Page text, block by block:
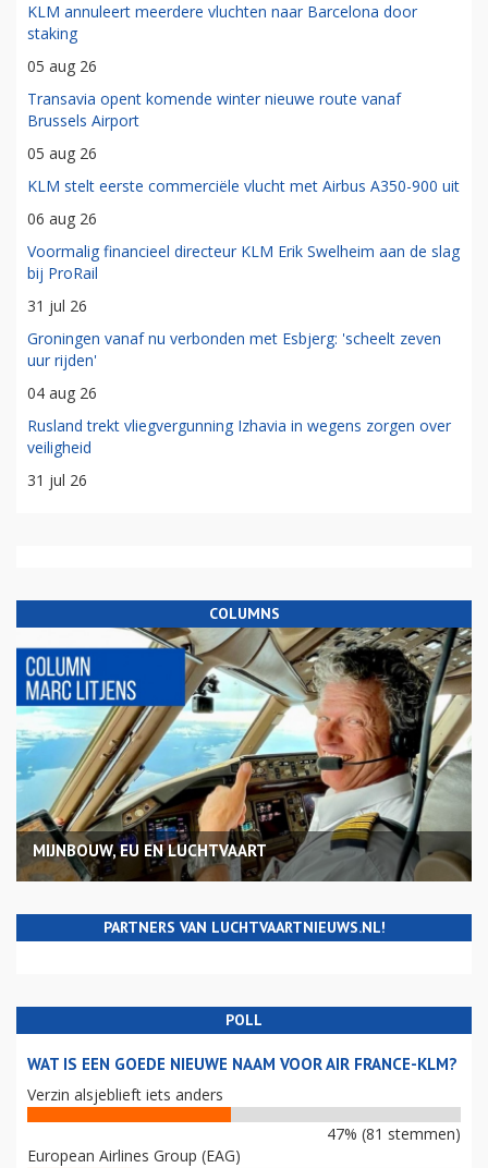
KLM annuleert meerdere vluchten naar Barcelona door
staking
05 aug 26
Transavia opent komende winter nieuwe route vanaf
Brussels Airport
05 aug 26
KLM stelt eerste commerciële vlucht met Airbus A350-900 uit
06 aug 26
Voormalig financieel directeur KLM Erik Swelheim aan de slag
bij ProRail
31 jul 26
Groningen vanaf nu verbonden met Esbjerg: 'scheelt zeven
uur rijden'
04 aug 26
Rusland trekt vliegvergunning Izhavia in wegens zorgen over
veiligheid
31 jul 26
COLUMNS
MIJNBOUW, EU EN LUCHTVAART
PARTNERS VAN LUCHTVAARTNIEUWS.NL!
POLL
WAT IS EEN GOEDE NIEUWE NAAM VOOR AIR FRANCE-KLM?
Verzin alsjeblieft iets anders
47% (81 stemmen)
European Airlines Group (EAG)